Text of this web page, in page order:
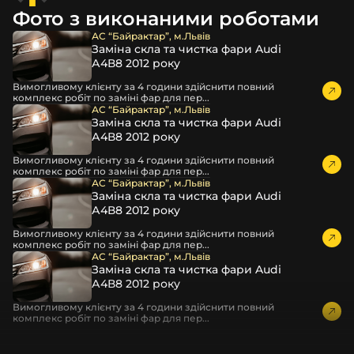
декоративні маски
професійні інструменти для розбору фари
бутиловий герметик для збору фари
рідини для розбирання фари
і також для автомобілівNIKI,Smart,Foton,Saab
інших, які будуть на 100 % сумісними із оригінальною
фарою вашої моделі авто.
Фотографії скла і корпусів, розміщені на сайті –
автентичні та унікальні. Зроблені за допомогою
професійного обладнання у нашому офісі та оптовому
складі в Києві. З метою захисту від недозволеного
копіювання – на всіх фотографіях розміщений водяний
знак із нашим логотипом – для швидкої ідентифікації.
Без письмового дозволу заборонено використовувати
будь-які фотографії з нашого веб-сайту.
Можна придбати окремо як одне скло чи корпус,
так і пару чи комплект. Кожну одиницю товару наші
співробітники на складі ретельно перевіряють та
дбайливо запаковують спочатку у декілька шарів
Фото з виконаними роботами
АС “Байрактар”, м.Львів
Заміна скла та чистка фари Audi
А4В8 2012 року
Вимогливому клієнту за 4 години здійснити повний
комплекс робіт по заміні фар для пер...
АС “Байрактар”, м.Львів
Заміна скла та чистка фари Audi
А4В8 2012 року
Вимогливому клієнту за 4 години здійснити повний
комплекс робіт по заміні фар для пер...
АС “Байрактар”, м.Львів
Заміна скла та чистка фари Audi
А4В8 2012 року
Вимогливому клієнту за 4 години здійснити повний
комплекс робіт по заміні фар для пер...
АС “Байрактар”, м.Львів
Заміна скла та чистка фари Audi
А4В8 2012 року
Вимогливому клієнту за 4 години здійснити повний
комплекс робіт по заміні фар для пер...